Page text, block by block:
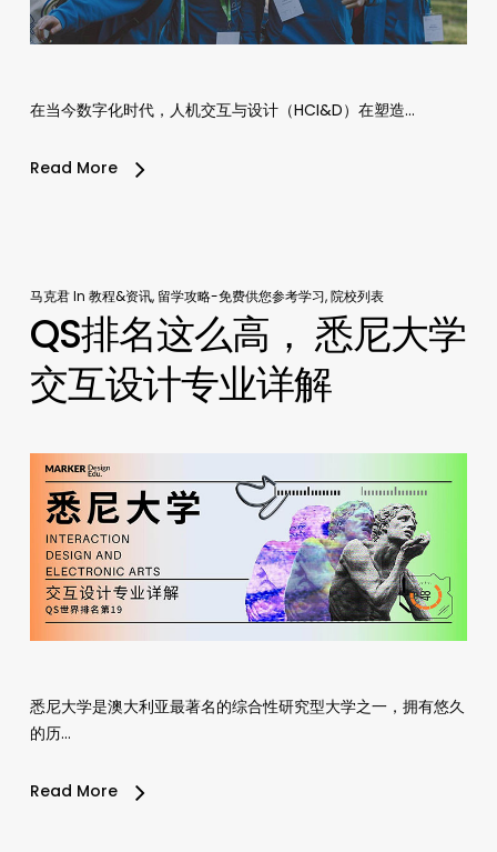
在当今数字化时代，人机交互与设计（HCI&D）在塑造…
Read More
马克君In 教程&资讯, 留学攻略-免费供您参考学习,院校列表
QS排名这么高， 悉尼大学
交互设计专业详解
悉尼大学是澳大利亚最著名的综合性研究型大学之一，拥有悠久
的历…
Read More